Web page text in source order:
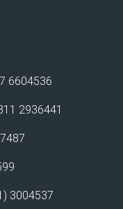
6604536
2936441
3004537